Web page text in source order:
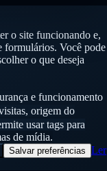
o site funcionando e,
formulários. Você pode
o que deseja
e funcionamento
origem do
usar tags para
de mídia.
Salvar preferências Ler